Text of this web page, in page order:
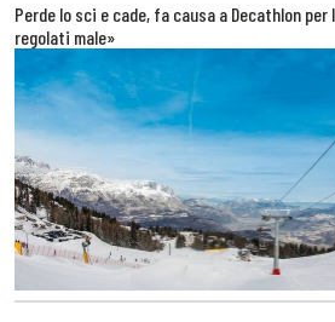
Perde lo sci e cade, fa causa a Decathlon per
regolati male»